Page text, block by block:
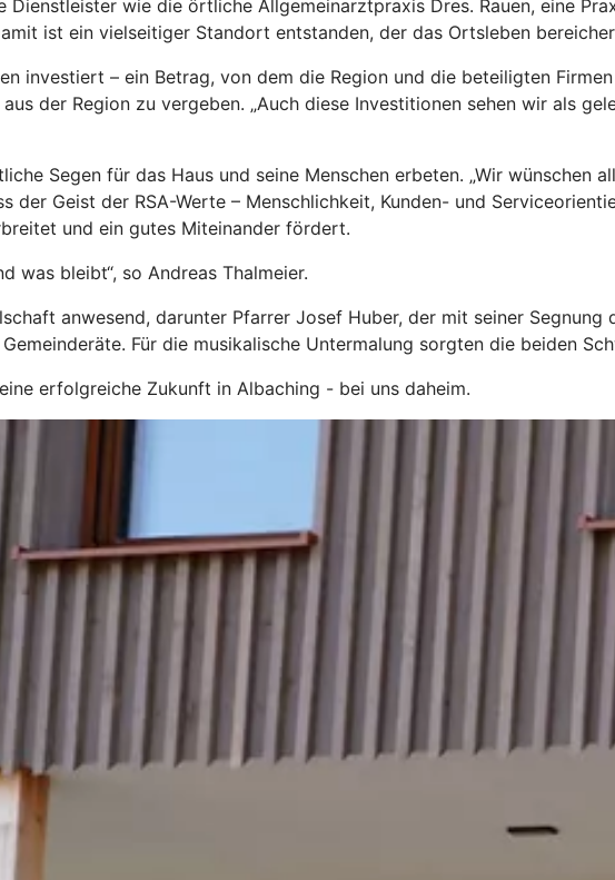
wie die örtliche Allgemeinarztpraxis Dres. Rauen, eine
ist ein vielseitiger Standort entstanden, der das Ortsleben
investiert – ein Betrag, von dem die Region und die beteiligten
der Region zu vergeben. „Auch diese Investitionen sehen wir als
Segen für das Haus und seine Menschen erbeten. „Wir wünschen
der Geist der RSA-Werte – Menschlichkeit, Kunden- und
und ein gutes Miteinander fördert.
was bleibt“, so Andreas Thalmeier.
anwesend, darunter Pfarrer Josef Huber, der mit seiner
Für die musikalische Untermalung sorgten die beiden
erfolgreiche Zukunft in Albaching - bei uns daheim.